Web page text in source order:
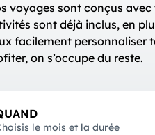
voyages sont conçus
sont déjà inclus, en
facilement personnaliser
on s’occupe du reste.
le mois et la durée